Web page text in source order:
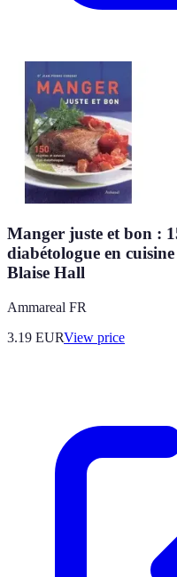
Manger juste et bon :
diabétologue en
Blaise Hall
Ammareal FR
3.19 EURView price